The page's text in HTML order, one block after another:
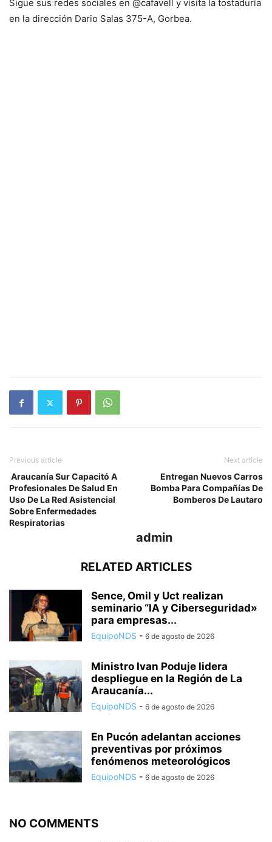
Sigue sus redes sociales en @cafavell y visita la tostaduría
en la dirección Dario Salas 375-A, Gorbea.
Previous article
Araucanía Sur Capacitó A
Profesionales De Salud En
Uso De La Red Asistencial
Sobre Enfermedades
Respiratorias
Next article
Entregan Nuevos Carros
Bomba Para Compañías De
Bomberos De Lautaro
admin
RELATED ARTICLES
Sence, Omil y Uct realizan
seminario “IA y Ciberseguridad»
para empresas...
EquipoNDS - 6 de agosto de 2026
Ministro Ivan Poduje lidera
despliegue en la Región de La
Araucanía...
EquipoNDS - 6 de agosto de 2026
En Pucón adelantan acciones
preventivas por próximos
fenómenos meteorológicos
EquipoNDS - 6 de agosto de 2026
NO COMMENTS